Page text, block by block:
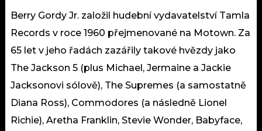
Berry Gordy Jr. založil hudební vydavatelství Tamla
Records v roce 1960 přejmenované na Motown. Za
65 let v jeho řadách zazářily takové hvězdy jako
The Jackson 5 (plus Michael, Jermaine a Jackie
Jacksonovi sólově), The Supremes (a samostatně
Diana Ross), Commodores (a následně Lionel
Richie), Aretha Franklin, Stevie Wonder, Babyface,